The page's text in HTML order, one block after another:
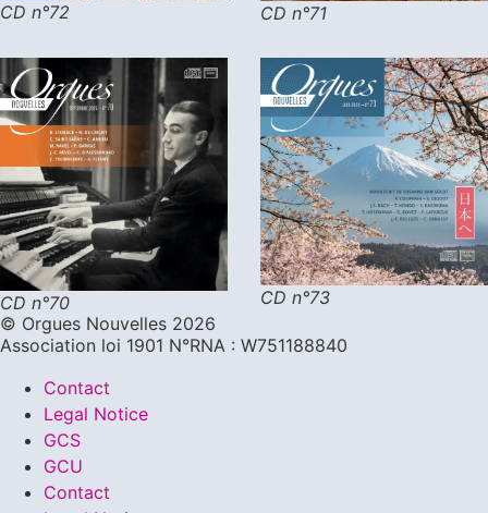
CD n°72 CD n°71
CD n°70
CD n°73
©️ Orgues Nouvelles 2026
Association loi 1901 N°RNA : W751188840
Contact
Legal Notice
GCS
GCU
Contact